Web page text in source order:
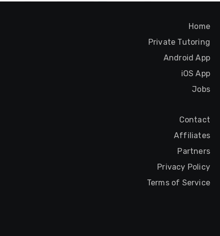
Home
Private Tutoring
Android App
iOS App
Jobs
Contact
Affiliates
Partners
Privacy Policy
Terms of Service